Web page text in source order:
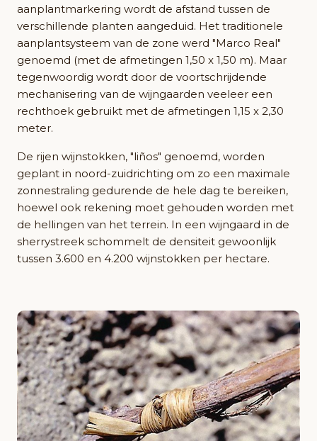
aanplantmarkering wordt de afstand tussen de
verschillende planten aangeduid. Het traditionele
aanplantsysteem van de zone werd "Marco Real"
genoemd (met de afmetingen 1,50 x 1,50 m). Maar
tegenwoordig wordt door de voortschrijdende
mechanisering van de wijngaarden veeleer een
rechthoek gebruikt met de afmetingen 1,15 x 2,30
meter.
De rijen wijnstokken, "liños" genoemd, worden
geplant in noord-zuidrichting om zo een maximale
zonnestraling gedurende de hele dag te bereiken,
hoewel ook rekening moet gehouden worden met
de hellingen van het terrein. In een wijngaard in de
sherrystreek schommelt de densiteit gewoonlijk
tussen 3.600 en 4.200 wijnstokken per hectare.